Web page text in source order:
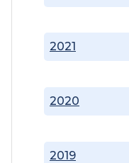
2019
2020
2021